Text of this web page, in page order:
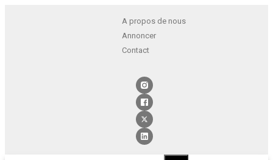
A propos de nous
Annoncer
Contact